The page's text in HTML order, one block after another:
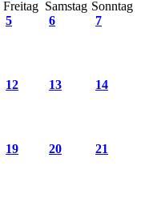
Freitag Samstag Sonntag
5 6 7
12 13 14
19 20 21